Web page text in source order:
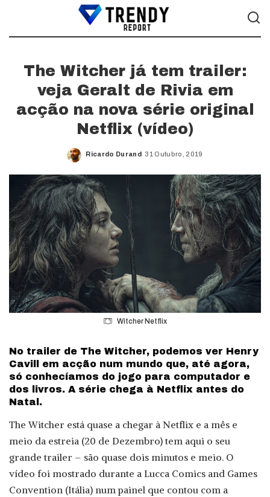
The Witcher já tem trailer:
veja Geralt de Rivia em
acção na nova série original
Netflix (vídeo)
Posted
Ricardo Durand 31 Outubro, 2019
Witcher Netflix
No trailer de The Witcher, podemos ver Henry
Cavill em acção num mundo que, até agora,
só conhecíamos do jogo para computador e
dos livros. A série chega à Netflix antes do
Natal.
The Witcher está quase a chegar à Netflix e a mês e
meio da estreia (20 de Dezembro) tem aqui o seu
grande trailer – são quase dois minutos e meio. O
vídeo foi mostrado durante a Lucca Comics and Games
Convention (Itália) num painel que contou com a